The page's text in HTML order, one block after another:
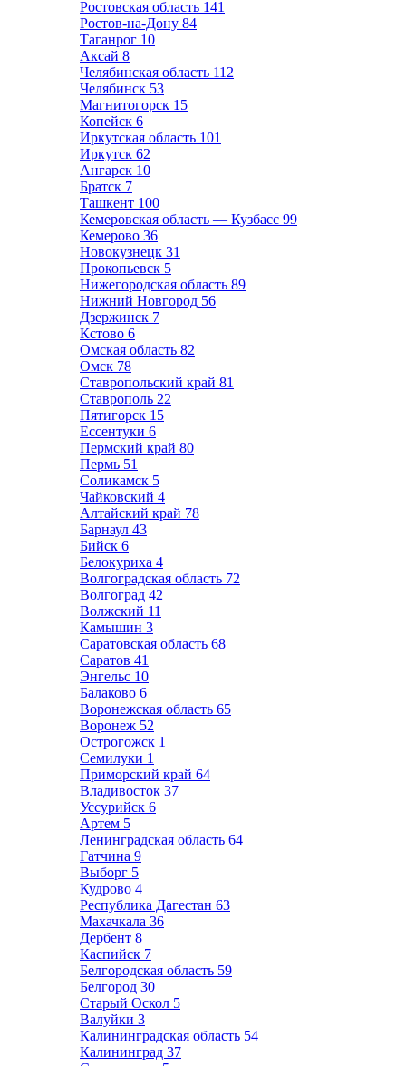
Ростовская область 141
Ростов-на-Дону 84
Таганрог 10
Аксай 8
Челябинская область 112
Челябинск 53
Магнитогорск 15
Копейск 6
Иркутская область 101
Иркутск 62
Ангарск 10
Братск 7
Ташкент 100
Кемеровская область — Кузбасс 99
Кемерово 36
Новокузнецк 31
Прокопьевск 5
Нижегородская область 89
Нижний Новгород 56
Дзержинск 7
Кстово 6
Омская область 82
Омск 78
Ставропольский край 81
Ставрополь 22
Пятигорск 15
Ессентуки 6
Пермский край 80
Пермь 51
Соликамск 5
Чайковский 4
Алтайский край 78
Барнаул 43
Бийск 6
Белокуриха 4
Волгоградская область 72
Волгоград 42
Волжский 11
Камышин 3
Саратовская область 68
Саратов 41
Энгельс 10
Балаково 6
Воронежская область 65
Воронеж 52
Острогожск 1
Семилуки 1
Приморский край 64
Владивосток 37
Уссурийск 6
Артем 5
Ленинградская область 64
Гатчина 9
Выборг 5
Кудрово 4
Республика Дагестан 63
Махачкала 36
Дербент 8
Каспийск 7
Белгородская область 59
Белгород 30
Старый Оскол 5
Валуйки 3
Калининградская область 54
Калининград 37